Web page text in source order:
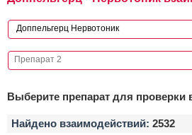
Выберите препарат для проверки
Найдено взаимодействий: 2532